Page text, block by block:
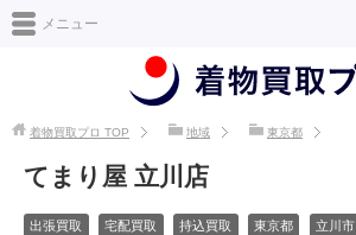
日本最大級の着物買取情報サイト [着物買取プロ]
メニュー
着物買取プロ TOP 地域 東京都
てまり屋 立川店
出張買取 宅配買取 持込買取 東京都 立川市